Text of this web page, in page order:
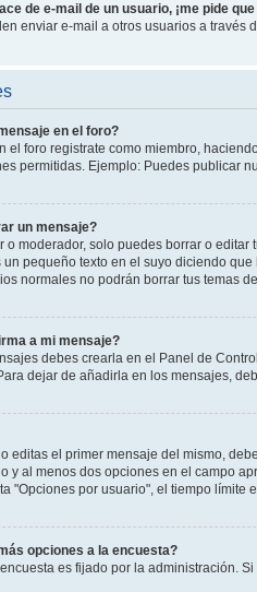
de e-mail de un usuario, ¡me pide
enviar e-mail a otros usuarios a
en el foro?
el foro registrate como miembro,
permitidas. Ejemplo: Puedes publicar
un mensaje?
o moderador, solo puedes borrar o
pequeño texto en el suyo diciendo
normales no podrán borrar tus temas
a mi mensaje?
debes crearla en el Panel de
dejar de añadirla en los mensajes,
editas el primer mensaje del mismo,
y al menos dos opciones en el campo
"Opciones por usuario", el tiempo
opciones a la encuesta?
es fijado por la administración.